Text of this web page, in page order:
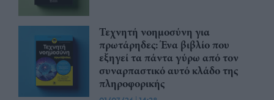
Τεχνητή νοημοσύνη για
πρωτάρηδες: Ένα βιβλίο που
εξηγεί τα πάντα γύρω από τον
συναρπαστικό αυτό κλάδο της
πληροφορικής